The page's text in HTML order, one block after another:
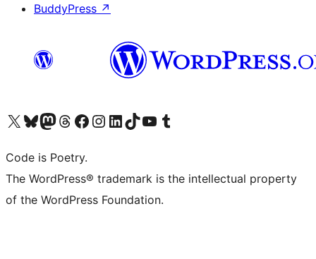
BuddyPress ↗
Visita il nostro account X (ex Twitter)
Visita il nostro account Bluesky
Visita il nostro account Mastodon
Visita il nostro account Threads
Visita la nostra pagina Facebook
Visita il nostro account Instagram
Visita il nostro account LinkedIn
Visita il nostro account TikTok
Visita il nostro canale YouTube
Visita il nostro account Tumblr
Code is Poetry.
The WordPress® trademark is the intellectual property
of the WordPress Foundation.